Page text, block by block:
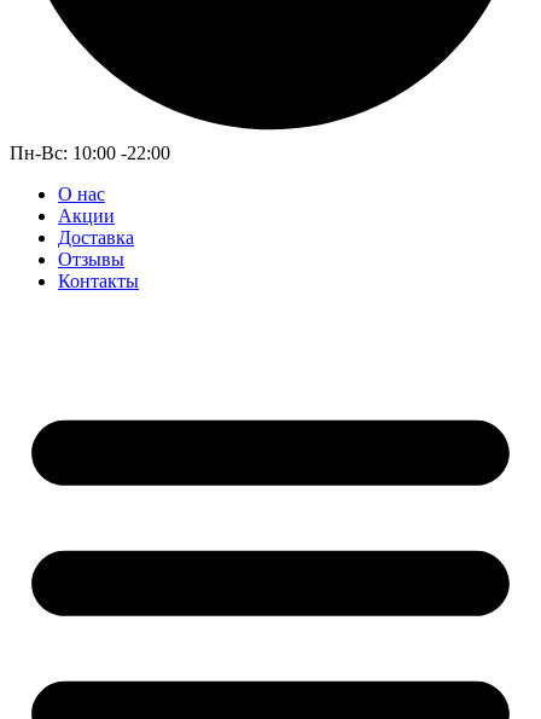
Пн-Вс: 10:00 -22:00
О нас
Акции
Доставка
Отзывы
Контакты